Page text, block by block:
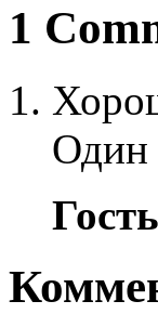
1
Один
Гость